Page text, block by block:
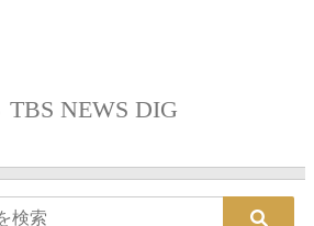
TBS NEWS DIG